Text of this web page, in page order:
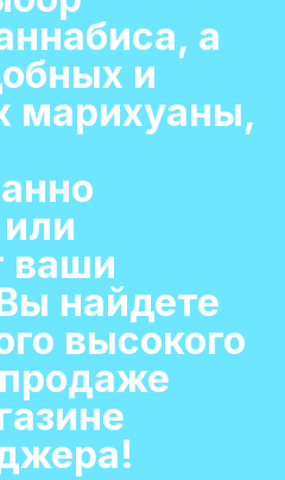
а
и
марихуаны,
ваши
найдете
высокого